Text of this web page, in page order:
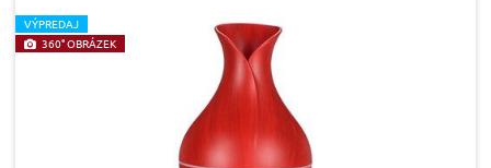
VÝPREDAJ
360° OBRÁZEK